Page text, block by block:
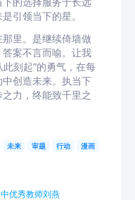
引领当下的星。
里。是继续倚墙做
案不言而喻。让我
此刻起”的勇气，在每
创造未来。执当下
力，终能致千里之
未来 审题 行动 漫画
优秀教师刘燕